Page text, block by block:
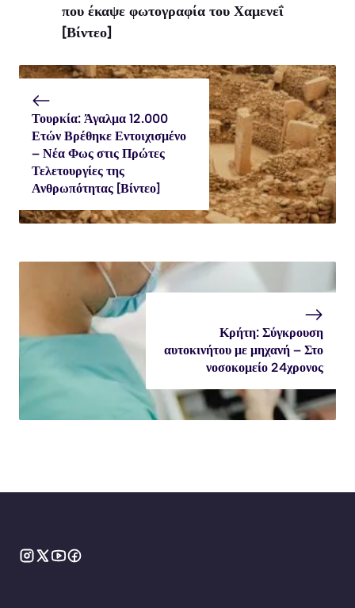
που έκαψε φωτογραφία του Χαμενεΐ
[Βίντεο]
Τουρκία: Άγαλμα 12.000
Ετών Βρέθηκε Εντοιχισμένο
– Νέα Φως στις Πρώτες
Τελετουργίες της
Ανθρωπότητας [Βίντεο]
Κρήτη: Σύγκρουση
αυτοκινήτου με μηχανή – Στο
νοσοκομείο 24χρονος